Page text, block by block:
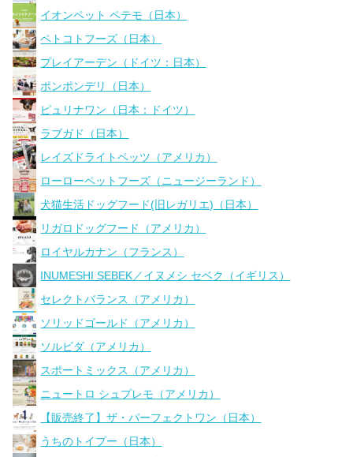
イオンペット ペテモ（日本）
ペトコトフーズ（日本）
プレイアーデン（ドイツ：日本）
ポンポンデリ（日本）
ピュリナワン（日本：ドイツ）
ラブガド（日本）
レイズドライトペッツ（アメリカ）
ローローペットフーズ（ニュージーランド）
犬猫生活ドッグフード(旧レガリエ)（日本）
リガロドッグフード（アメリカ）
ロイヤルカナン（フランス）
INUMESHI SEBEK／イヌメシ セベク（イギリス）
セレクトバランス（アメリカ）
ソリッドゴールド（アメリカ）
ソルビダ（アメリカ）
スポートミックス（アメリカ）
ニュートロ シュプレモ（アメリカ）
【販売終了】ザ・パーフェクトワン（日本）
うちのトイプー（日本）